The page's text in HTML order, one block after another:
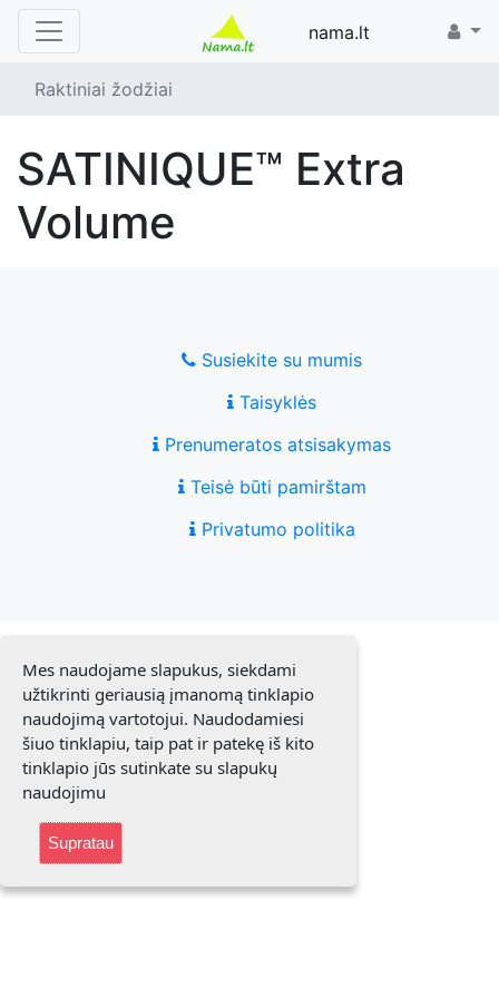
nama.lt
Raktiniai žodžiai
SATINIQUE™ Extra
Volume
Susiekite su mumis
Taisyklės
Prenumeratos atsisakymas
Teisė būti pamirštam
Privatumo politika
Mes naudojame slapukus, siekdami
užtikrinti geriausią įmanomą tinklapio
naudojimą vartotojui. Naudodamiesi
šiuo tinklapiu, taip pat ir patekę iš kito
tinklapio jūs sutinkate su slapukų
naudojimu
Supratau